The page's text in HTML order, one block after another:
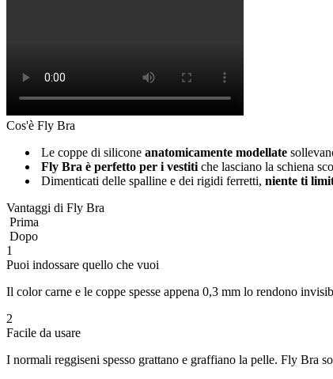
Cos'è Fly Bra
Le coppe di silicone anatomicamente modellate
Fly Bra è perfetto per i vestiti che lasciano la schiena
Dimenticati delle spalline e dei rigidi ferretti, niente ti
Vantaggi di Fly Bra
Prima
Dopo
1
Puoi indossare quello che vuoi
Il color carne e le coppe spesse appena 0,3 mm lo rendono
2
Facile da usare
I normali reggiseni spesso grattano e graffiano la pelle. Fly Bra